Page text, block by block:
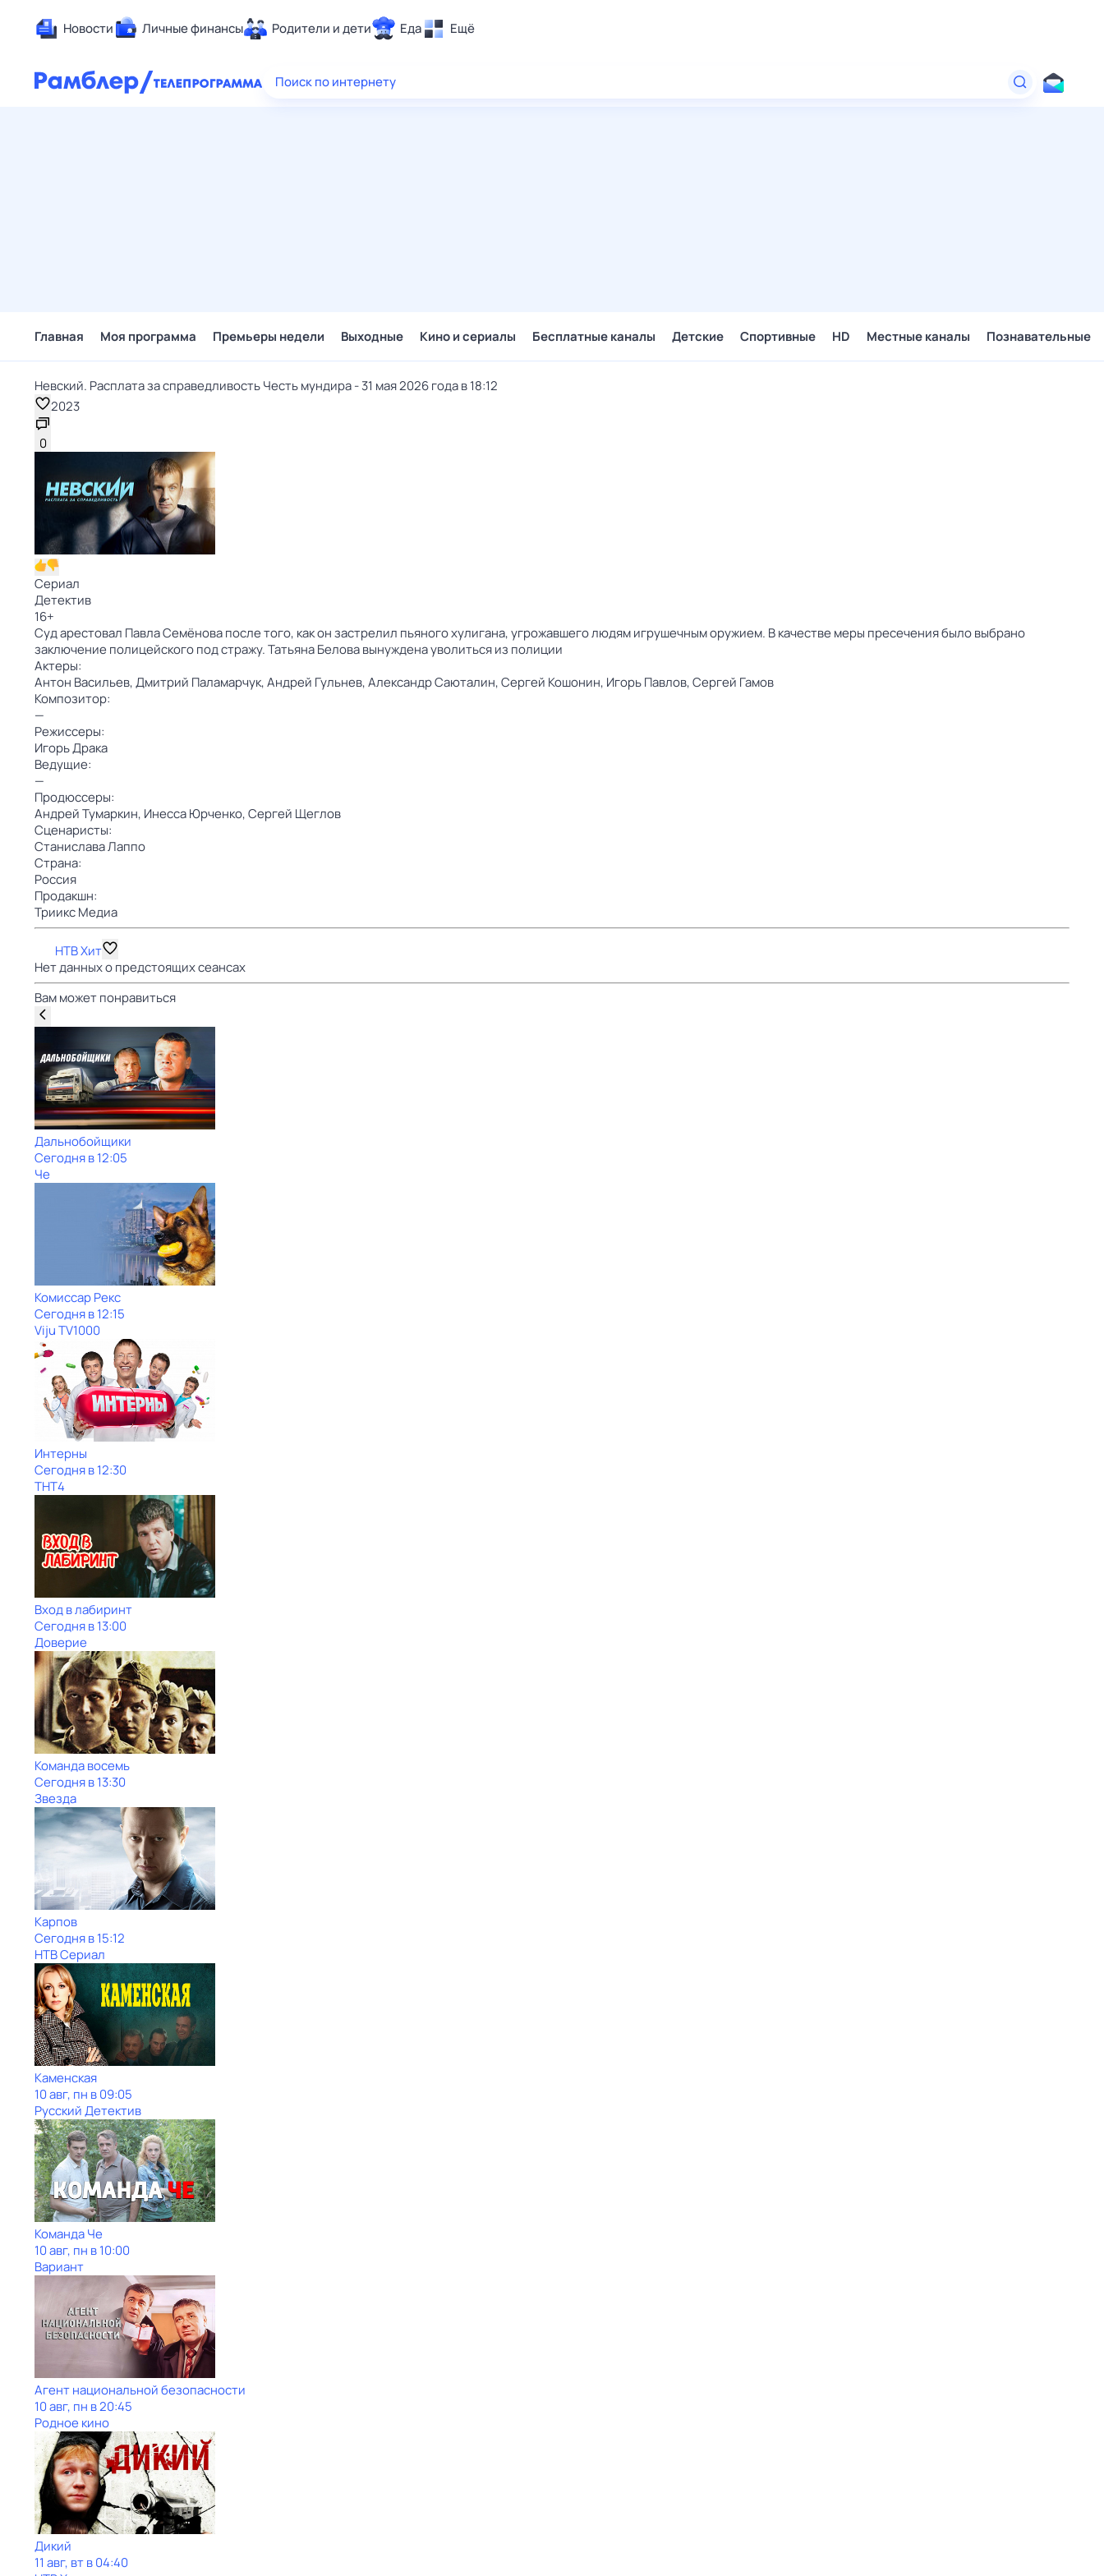
Новости Личные финансы Родители и дети Еда Ещё
Здоровье
Поиск по интернету
Главная Моя программа Премьеры недели Выходные Кино и сериалы Бесплатные каналы Детские Спортивные HD Местные каналы Познавательные
Невский. Расплата за справедливость Честь мундира - 31 мая 2026 года в 18:12
2023
0
Сериал
Детектив
16+
Суд арестовал Павла Семёнова после того, как он застрелил пьяного хулигана, угрожавшего людям игрушечным оружием. В качестве меры пресечения было выбрано
заключение полицейского под стражу. Татьяна Белова вынуждена уволиться из полиции
Актеры:
Антон Васильев,Дмитрий Паламарчук,Андрей Гульнев,Александр Саюталин,Сергей Кошонин, Игорь Павлов,Сергей Гамов
Композитор:
—
Режиссеры:
Игорь Драка
Ведущие:
—
Продюссеры:
Андрей Тумаркин, Инесса Юрченко,Сергей Щеглов
Сценаристы:
Станислава Лаппо
Страна:
Россия
Продакшн:
Триикс Медиа
НТВ Хит
Нет данных о предстоящих сеансах
Вам может понравиться
Дальнобойщики
Сегодня в 12:05
Че
Комиссар Рекс
Сегодня в 12:15
Viju TV1000
Интерны
Сегодня в 12:30
ТНТ4
Вход в лабиринт
Сегодня в 13:00
Доверие
Команда восемь
Сегодня в 13:30
Звезда
Карпов
Сегодня в 15:12
НТВ Сериал
Каменская
10 авг, пн в 09:05
Русский Детектив
Команда Че
10 авг, пн в 10:00
Вариант
Агент национальной безопасности
10 авг, пн в 20:45
Родное кино
Дикий
11 авг, вт в 04:40